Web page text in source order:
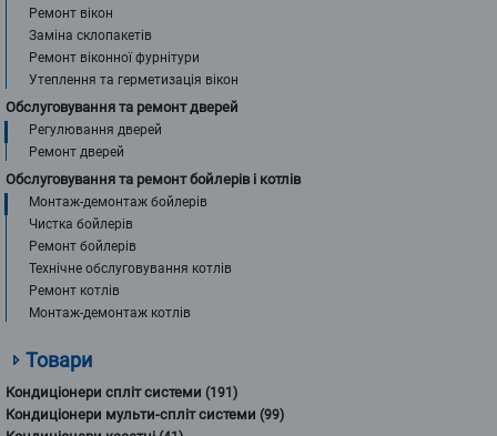
Ремонт вікон
Заміна склопакетів
Ремонт віконної фурнітури
Утеплення та герметизація вікон
Обслуговування та ремонт дверей
Регулювання дверей
Ремонт дверей
Обслуговування та ремонт бойлерів і котлів
Монтаж-демонтаж бойлерів
Чистка бойлерів
Ремонт бойлерів
Технічне обслуговування котлів
Ремонт котлів
Монтаж-демонтаж котлів
Товари
Кондиціонери спліт системи (191)
Кондиціонери мульти-спліт системи (99)